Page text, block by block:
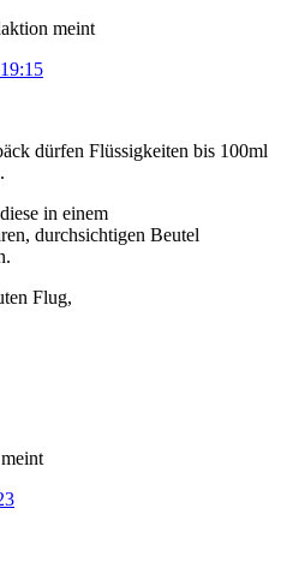
meint
dürfen Flüssigkeiten bis 100ml
in einem
durchsichtigen Beutel
Flug,
meint